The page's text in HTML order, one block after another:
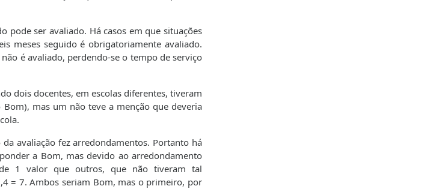
pode ser avaliado. Há casos em que situações
meses seguido é obrigatoriamente avaliado.
é avaliado, perdendo-se o tempo de serviço
dois docentes, em escolas diferentes, tiveram
mas um não teve a menção que deveria
avaliação fez arredondamentos. Portanto há
a Bom, mas devido ao arredondamento
1 valor que outros, que não tiveram tal
= 7. Ambos seriam Bom, mas o primeiro, por